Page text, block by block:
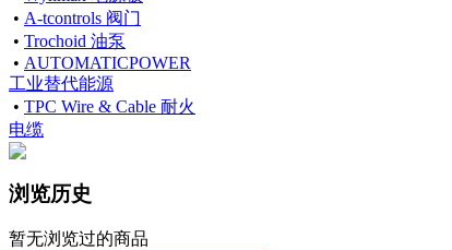
• A-tcontrols 阀门
• Trochoid 油泵
• AUTOMATICPOWER
工业替代能源
• TPC Wire & Cable 耐火
电缆
浏览历史
暂无浏览过的商品